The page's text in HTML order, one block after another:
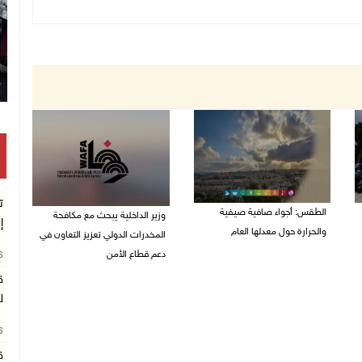
الطقس: أجواء صافية صيفية
والحرارة حول معدلها العام
وزير الداخلية يبحث مع مكافحة
المخدرات الدولي تعزيز التعاون في
دعم قطاع الأمن